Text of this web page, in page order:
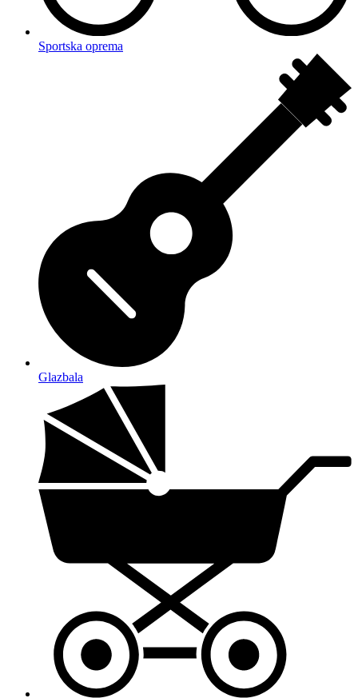
Sportska oprema
Glazbala